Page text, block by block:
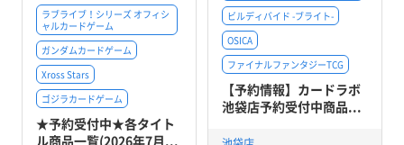
ビルディバイド -ブライト-
OSICA
ファイナルファンタジーTCG
【予約情報】カードラボ
池袋店予約受付中商品...
ラブライブ！シリーズ オフィシ
ャルカードゲーム
ガンダムカードゲーム
Xross Stars
ゴジラカードゲーム
★予約受付中★各タイト
ル商品一覧(2026年7月...